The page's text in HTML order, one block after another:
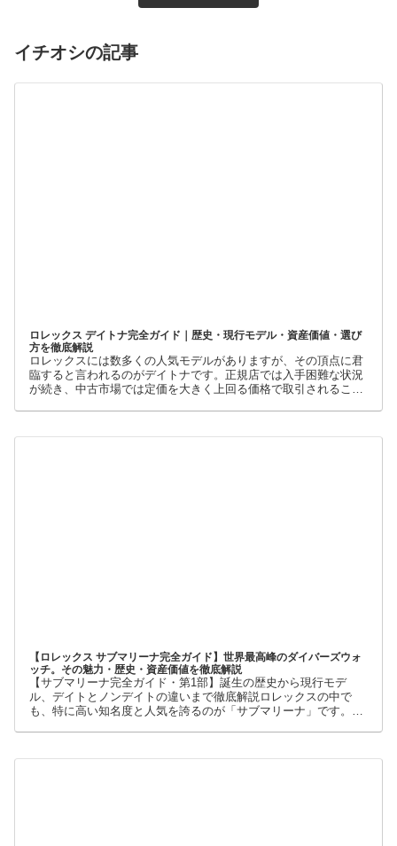
イチオシの記事
ロレックス デイトナ完全ガイド｜歴史・現行モデル・資産価値・選び
方を徹底解説
ロレックスには数多くの人気モデルがありますが、その頂点に君
臨すると言われるのがデイトナです。正規店では入手困難な状況
が続き、中古市場では定価を大きく上回る価格で取引されること
【ロレックス サブマリーナ完全ガイド】世界最高峰のダイバーズウォ
ッチ。その魅力・歴史・資産価値を徹底解説
【サブマリーナ完全ガイド・第1部】誕生の歴史から現行モデ
ル、デイトとノンデイトの違いまで徹底解説ロレックスの中で
も、特に高い知名度と人気を誇るのが「サブマリーナ」です。高